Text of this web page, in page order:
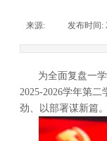
来源: 发布时间:
为全面复盘一学
2025-2026学年第
劲、以部署谋新篇。